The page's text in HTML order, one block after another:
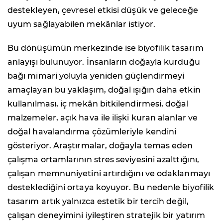
destekleyen, çevresel etkisi düşük ve geleceğe
uyum sağlayabilen mekânlar istiyor.
Bu dönüşümün merkezinde ise biyofilik tasarım
anlayışı bulunuyor. İnsanların doğayla kurduğu
bağı mimari yoluyla yeniden güçlendirmeyi
amaçlayan bu yaklaşım, doğal ışığın daha etkin
kullanılması, iç mekân bitkilendirmesi, doğal
malzemeler, açık hava ile ilişki kuran alanlar ve
doğal havalandırma çözümleriyle kendini
gösteriyor. Araştırmalar, doğayla temas eden
çalışma ortamlarının stres seviyesini azalttığını,
çalışan memnuniyetini artırdığını ve odaklanmayı
desteklediğini ortaya koyuyor. Bu nedenle biyofilik
tasarım artık yalnızca estetik bir tercih değil,
çalışan deneyimini iyileştiren stratejik bir yatırım